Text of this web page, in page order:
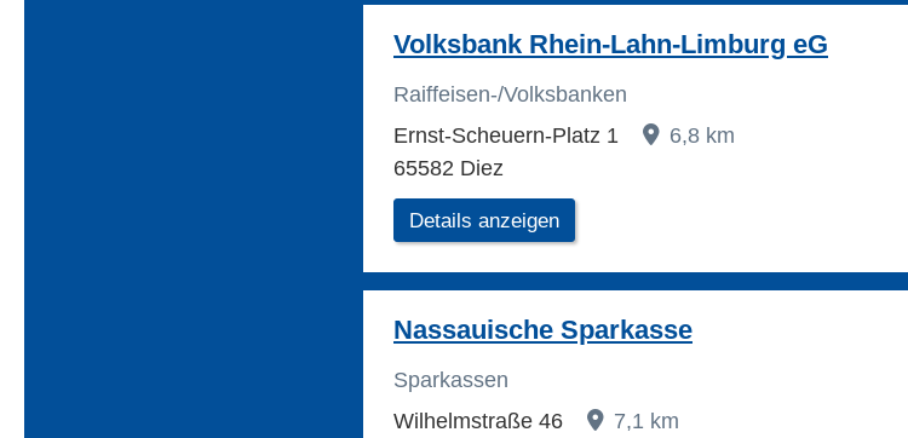
Volksbank Rhein-Lahn-Limburg eG
Raiffeisen-/Volksbanken
Ernst-Scheuern-Platz 1
6,8 km
65582 Diez
Details anzeigen
Nassauische Sparkasse
Sparkassen
Wilhelmstraße 46
7,1 km